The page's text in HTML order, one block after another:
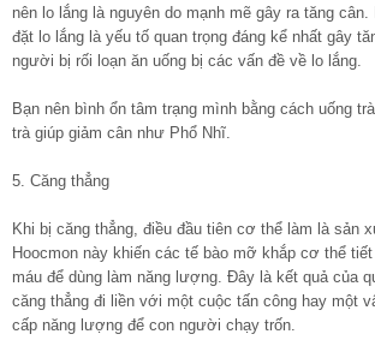
nên lo lắng là nguyên do mạnh mẽ gây ra tăng
đặt lo lắng là yếu tố quan trọng đáng kể nhất gây
người bị rối loạn ăn uống bị các vấn đề về lo lắng.
Bạn nên bình ổn tâm trạng mình bằng cách uống
trà giúp giảm cân như Phổ Nhĩ.
5. Căng thẳng
Khi bị căng thẳng, điều đầu tiên cơ thể làm là sản
Hoocmon này khiến các tế bào mỡ khắp cơ thể
máu để dùng làm năng lượng. Đây là kết quả của
căng thẳng đi liền với một cuộc tấn công hay một
cấp năng lượng để con người chạy trốn.